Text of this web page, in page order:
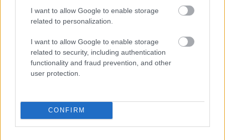
I want to allow Google to enable storage
related to personalization.
I want to allow Google to enable storage
related to security, including authentication
functionality and fraud prevention, and other
user protection.
CONFIRM
Már csak az Aprilia és a VR46
Ducati van hátra
Bastianini: „Van elég időnk”